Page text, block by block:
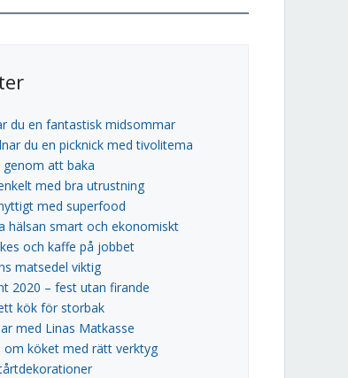
du en fantastisk midsommar
du en picknick med tivolitema
genom att baka
med bra utrustning
med superfood
hälsan smart och ekonomiskt
och kaffe på jobbet
matsedel viktig
2020 – fest utan firande
kök för storbak
med Linas Matkasse
om köket med rätt verktyg